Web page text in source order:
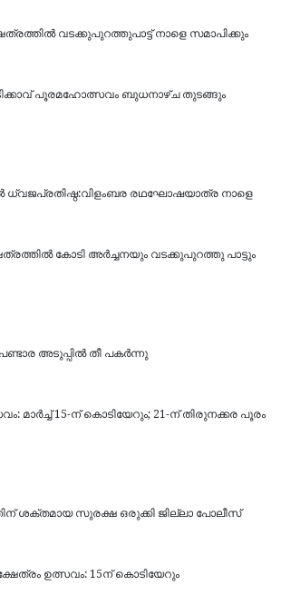
വടക്കുപുറത്തുപാട്ട് നാളെ സമാപിക്കും
പൂരമഹോത്സവം ബുധനാഴ്ച തുടങ്ങും
ധ്വജപ്രതിഷ്ഠ:വിളംബര രഥഘോഷയാത്ര നാളെ
കോടി അർച്ചനയും വടക്കുപുറത്തു പാട്ടും
അടുപ്പിൽ തീ പകർന്നു
മാർച്ച് 15-ന് കൊടിയേറും; 21-ന് തിരുനക്കര പൂരം
ശക്തമായ സുരക്ഷ ഒരുക്കി ജില്ലാ പോലീസ്
ഉത്സവം: 15ന് കൊടിയേറും